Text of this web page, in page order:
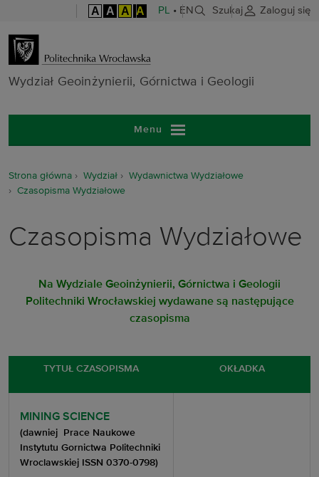
A A A A PL • EN Szukaj Zaloguj się
Wydział
Wydział Geoinżynierii, Górnictwa i Geologii
Menu
Strona główna Wydział
Wydawnictwa Wydziałowe
Czasopisma Wydziałowe
Czasopisma Wydziałowe
Na Wydziale Geoinżynierii, Górnictwa i Geologii
Politechniki Wrocławskiej wydawane są następujące
czasopisma
TYTUŁ CZASOPISMA OKŁADKA
MINING SCIENCE
(dawniej Prace Naukowe
Instytutu Gornictwa Politechniki
Wroclawskiej ISSN 0370-0798)